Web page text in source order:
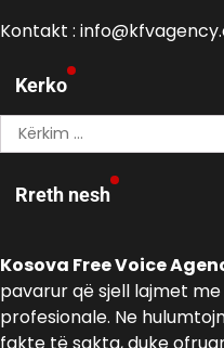
Kontakt :
Kerko
Kërko
për:
Rreth nesh
Kosova Free Voice
pavarur që sjell lajmet
profesionale. Ne
fakte të sakta, duke